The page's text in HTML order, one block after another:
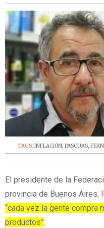
TAGS: INFLACIÓN, PASCUAS,
El presidente de la
provincia de Buenos Aires,
“cada vez la gente compra
productos”.